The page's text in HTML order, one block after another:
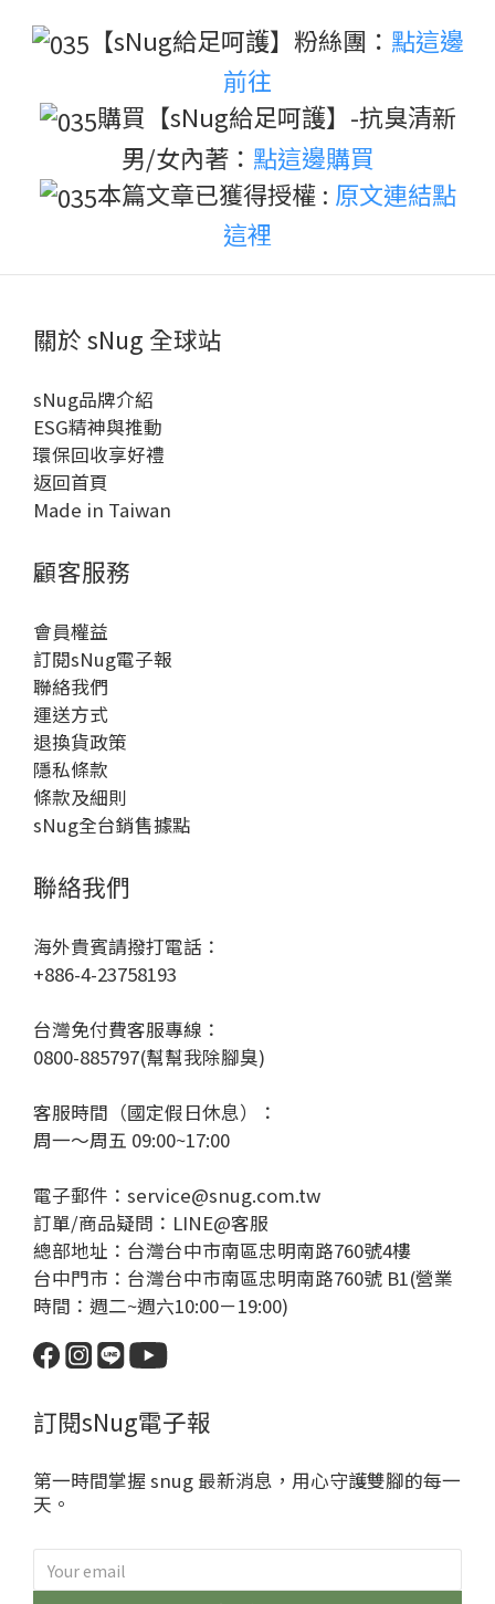
【sNug給足呵護】粉絲團： 點這邊
前往
購買【sNug給足呵護】-抗臭清新
男/女內著： 點這邊購買
本篇文章已獲得授權 : 原文連結點
這裡
關於 sNug 全球站
sNug品牌介紹
ESG精神與推動
環保回收享好禮
返回首頁
Made in Taiwan
顧客服務
會員權益
訂閱sNug電子報
聯絡我們
運送方式
退換貨政策
隱私條款
條款及細則
sNug全台銷售據點
聯絡我們
海外貴賓請撥打電話：
+886-4-23758193
台灣免付費客服專線：
0800-885797(幫幫我除腳臭)
客服時間（國定假日休息）：
周一～周五 09:00~17:00
電子郵件：service@snug.com.tw
訂單/商品疑問： LINE@客服
總部地址：台灣台中市南區忠明南路760號4樓
台中門市：台灣台中市南區忠明南路760號 B1(營業
時間：週二~週六10:00－19:00)
訂閱sNug電子報
第一時間掌握 snug 最新消息，用心守護雙腳的每一
天。